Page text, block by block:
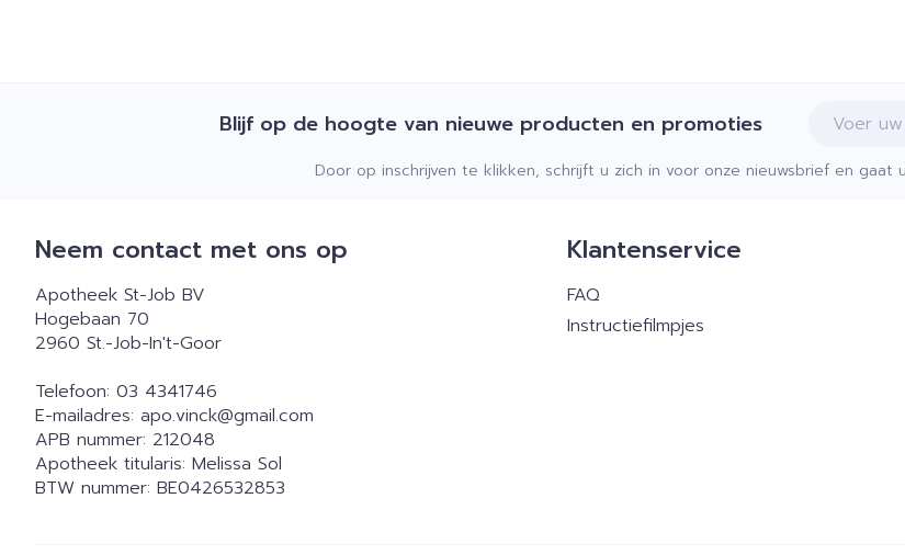
Blijf op de hoogte van nieuwe producten en promoties
Door op inschrijven te klikken, schrijft u zich in voor onze nieuwsbrief en gaat
Neem contact met ons op
Apotheek St-Job BV
Hogebaan 70
2960 St.-Job-In't-Goor
Telefoon: 03 4341746
E-mailadres: apo.vinck@gmail.com
APB nummer: 212048
Apotheek titularis: Melissa Sol
BTW nummer: BE0426532853
Klantenservice
FAQ
Instructiefilmpjes